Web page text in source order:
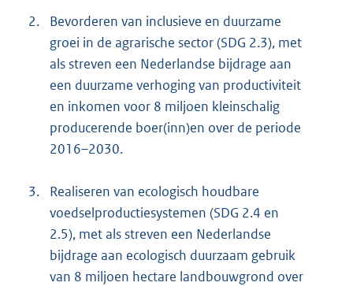
2.
Bevorderen van inclusieve en duurzame
groei in de agrarische sector (SDG 2.3), met
als streven een Nederlandse bijdrage aan
een duurzame verhoging van productiviteit
en inkomen voor 8 miljoen kleinschalig
producerende boer(inn)en over de periode
2016–2030.
3.
Realiseren van ecologisch houdbare
voedselproductiesystemen (SDG 2.4 en
2.5), met als streven een Nederlandse
bijdrage aan ecologisch duurzaam gebruik
van 8 miljoen hectare landbouwgrond over